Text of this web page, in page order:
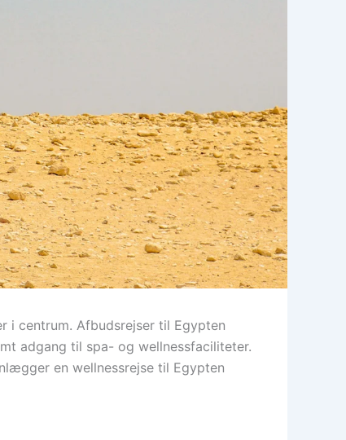
i centrum. Afbudsrejser til Egypten
adgang til spa- og wellnessfaciliteter.
en wellnessrejse til Egypten